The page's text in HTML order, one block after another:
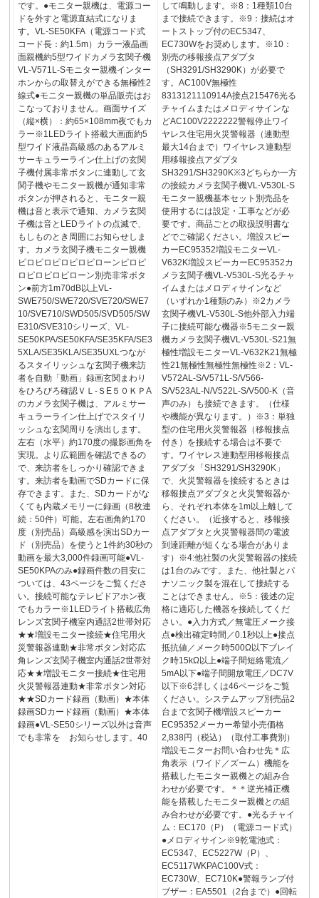
です。●モニター親機は、電源コー
ドを外すと電源直結式になりま
す。VL-SE50KFA（電源コード式
コード長：約1.5m）カラー液晶画
面親機約5型ワイドカメラ玄関子機
VL-V571L-Sモニター親機インター
ホンからの取替えができる無極性2
線式●モニター親機の単品販売はお
こなっておりません。画面サイズ
（縦×横）：約65×108mm夜でもカ
ラー※1LEDライト搭載大画面約5
型ワイド液晶高級感のあるアルミ
サーキュラーライン仕上げの玄関
子機付属非常ボタンに連動して玄
関子機やモニター親機が通知非常
ボタンが押されると、モニター親
機は音と表示で通知、カメラ玄関
子機は音とLEDライトの点滅で、
もしものとき周囲にお知らせしま
す。カメラ玄関子機モニター親機
ピロピロピロピロピローンピロピ
ロピロピロピローン別売非常ボタ
ン●前方1m70dB以上VL-
SWE750/SWE720/SVE720/SWE7
10/SVE710/SWD505/SVD505/SW
E310/SVE310シリーズ、VL-
SE50KPA/SE50KFA/SE35KFA/SE3
5XLA/SE35KLA/SE35UXLつなが
るスタイリッシュな玄関子機来訪
者を自動「動画」録画玄関まわり
をひろびろ確認ＶＬ-ＳE５０ＫＰA
のカメラ玄関子機は、アルミサー
キュラーライン仕上げでスタイリ
ッシュな玄関周りを演出します。
左右（水平）約170度の撮影画角を
実現。より広範囲を確認できるの
で、来訪者をしっかり確認できま
す。来訪者を動画でSDカードに保
存できます。また、SDカードがな
くても内蔵メモリーに録画（8枚連
続：50件）可能。左右画角約170
度（別売品）高級感を演出SDカー
ド（別売品）を使うと1件約30秒の
動画を最大3,000件録画可能●VL-
SE50KPAのみ●録画件数の目安に
ついては、43ページをご覧くださ
い。接続可能なテレビドアホン夜
でもカラー※1LEDライト搭載広角
レンズ玄関子機室内通話2世帯対応
★★増設モニター接続★住宅用火
災警報器連動★非常ボタン対応広
角レンズ玄関子機室内通話2世帯対
応★★増設モニター接続★住宅用
火災警報器連動★非常ボタン対応
★★SDカード録画（動画）★本体
録画SDカード録画（動画）★本体
録画●VL-SE50シリーズ以外は音声
でも非常を お知らせします。40
して鳴動します。※8：1種類10台
まで接続できます。※9：接続はオ
ートストップ付のEC5347、
EC730Wをお奨めします。※10：
別売の移報接点アダプタ
（SH3291/SH3290K）が必要で
す。AC100V無極性
8313121110914A接点215476光る
チャイムまたはメロディサインな
どAC100V2222222警報停止ワイ
ヤレス住宅用火災警報器（連動型
最大14台まで）ワイヤレス連動型
用移報接点アダプタ
SH3291/SH3290K※3どちらか一方
の接続カメラ玄関子機VL-V530L-S
モニター親機基本セット別売品を
使用するには設定・工事などが必
要です。商品ごとの取扱説明書な
どでご確認ください。増設スピー
カーEC95352増設モニターVL-
V632K増設スピーカーEC95352カ
メラ玄関子機VL-V530L-S光るチャ
イムまたはメロディサインなど
（いずれか1種類のみ）※2カメラ
玄関子機VL-V530L-S他外部入力端
子に接続可能な機器※5モニター親
機カメラ玄関子機VL-V530L-S21無
極性増設モニターVL-V632K21無極
性21無極性無極性無極性※2：VL-
V572AL-S/V571L-S/V566-
S/V523AL-N/V522L-S/V500-K（音
声のみ）も接続できます。（仕様
や機能が異なります。）※3：単独
型の住宅用火災警報器（移報接点
付き）を接続する場合は不要で
す。ワイヤレス連動型用移報接点
アダプタ「SH3291/SH3290K」
で、火災警報器を接続するときは
移報接点アダプタと火災警報器か
ら、それぞれ本体を1m以上離して
ください。（近接すると、移報接
点アダプタと火災警報器間の電波
到達距離が短くなる場合がありま
す）※4:他社製の火災警報器の接続
は1台のみです。また、他社製とパ
ナソニック製を混在して接続する
ことはできません。※5：後述の定
格に適応した機器を接続してくだ
さい。●入力方式／無電圧メーク接
点●検出確定時間／0.1秒以上●接点
抵抗値／メーク時500Ω以下ブレイ
ク時15kΩ以上●端子間短絡電流／
5mA以下●端子間開放電圧／DC7V
以下※6:詳しくは46ページをご覧
ください。システムアップ別売品2
台まで玄関子機増設スピーカー
EC95352メーカー希望小売価格
2,838円（税込）（取付工事費別）
増設モニターお問い合わせ先＊広
角表示（ワイド／ズーム）機能を
搭載したモニター親機との組み合
わせが必要です。＊＊逆光補正機
能を搭載したモニター親機との組
み合わせが必要です。●光るチャイ
ム：EC170（P）（電源コード式）
●メロディサイン※9乾電池式：
EC5347、EC5227W（P）、
EC5117WKPAC100V式：
EC730W、EC710K●警報ランプ付
ブザー：EA5501（2台まで）●回転